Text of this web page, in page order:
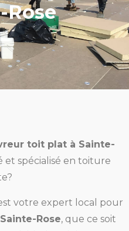
Rose
toit plat à Sainte-
et spécialisé en toiture
votre expert local pour
Rose, que ce soit